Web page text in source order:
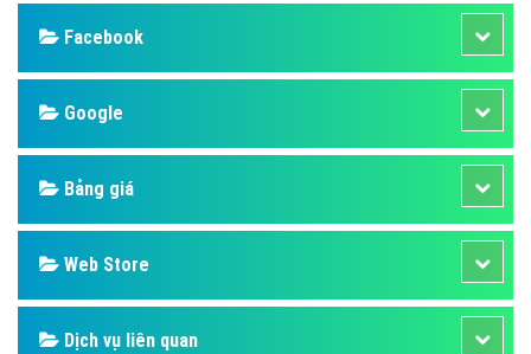
Facebook
Google
Bảng giá
Web Store
Dịch vụ liên quan